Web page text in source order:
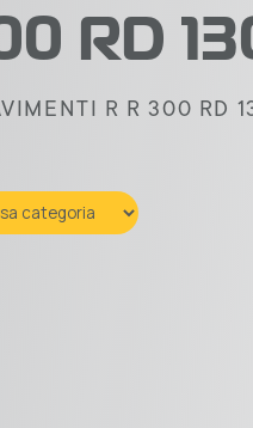
RD
R R 300 RD